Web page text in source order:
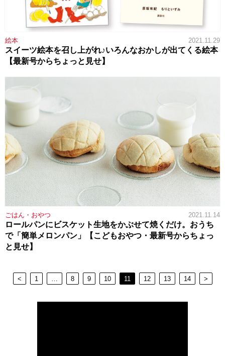
絵本 2021.11.29
スイーツ絵本を召し上がれ♪いろんなおかしが出てくる絵本
【最新号からちょっと見せ】
ごはん・おやつ 2021.11.14
ロールパンにビスケット生地をかぶせて焼くだけ。おうち
で「簡単メロンパン」【こどもおやつ・最新号からちょっ
と見せ】
< 1 8 9 10 11 12 13 14 >